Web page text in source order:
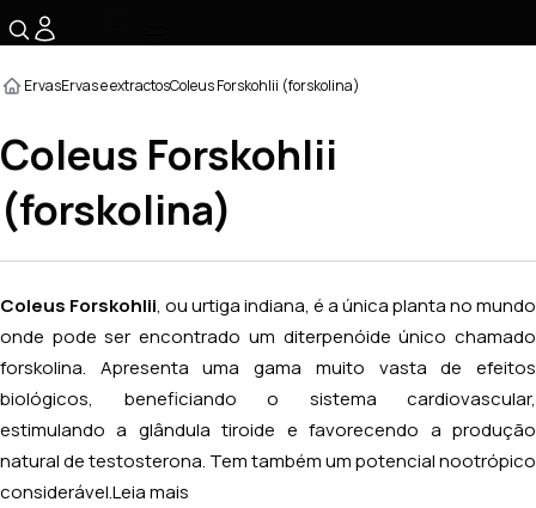
ErvasErvas e extractosColeus Forskohlii (forskolina)
Coleus Forskohlii
(forskolina)
Coleus Forskohlii , ou urtiga indiana, é a única planta no mundo
onde pode ser encontrado um diterpenóide único chamado
forskolina. Apresenta uma gama muito vasta de efeitos
biológicos, beneficiando o sistema cardiovascular,
estimulando a glândula tiroide e favorecendo a produção
natural de testosterona. Tem também um potencial nootrópico
considerável. Leia mais